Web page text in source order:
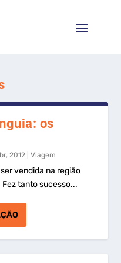
os
2012 |Viagem
vendida na região
Fez tanto sucesso...